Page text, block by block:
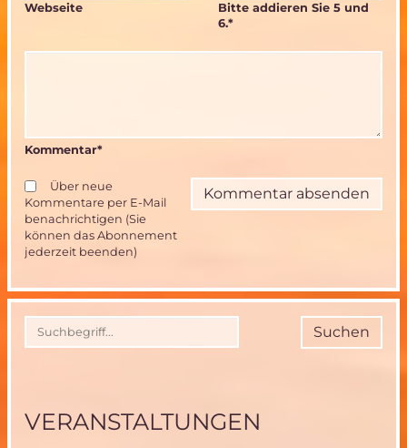
Webseite
Bitte addieren Sie 5 und
6.*
Kommentar*
Über neue
Kommentare per E-Mail
benachrichtigen (Sie
können das Abonnement
jederzeit beenden)
Suchen
VERANSTALTUNGEN